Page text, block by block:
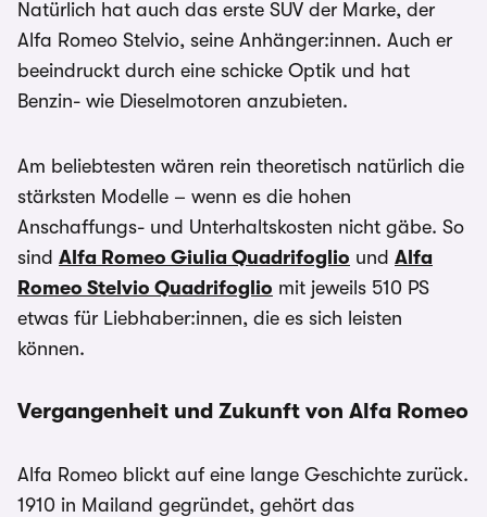
Natürlich hat auch das erste SUV der Marke, der
Alfa Romeo Stelvio, seine Anhänger:innen. Auch er
beeindruckt durch eine schicke Optik und hat
Benzin- wie Dieselmotoren anzubieten.
Am beliebtesten wären rein theoretisch natürlich die
stärksten Modelle – wenn es die hohen
Anschaffungs- und Unterhaltskosten nicht gäbe. So
sind Alfa Romeo Giulia Quadrifoglio und Alfa
Romeo Stelvio Quadrifoglio mit jeweils 510 PS
etwas für Liebhaber:innen, die es sich leisten
können.
Vergangenheit und Zukunft von Alfa Romeo
Alfa Romeo blickt auf eine lange Geschichte zurück.
1910 in Mailand gegründet, gehört das